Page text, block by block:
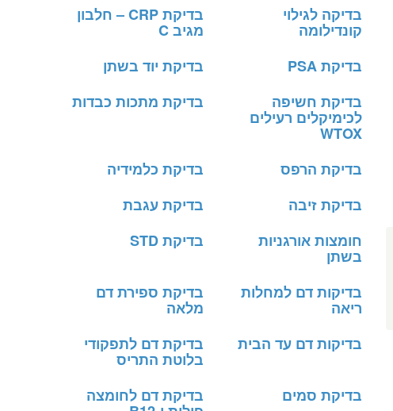
בדיקה לגילוי
קונדילומה
בדיקת CRP – חלבון
מגיב C
בדיקת PSA
בדיקת יוד בשתן
בדיקת חשיפה
לכימיקלים רעילים
WTOX
בדיקת מתכות כבדות
בדיקת הרפס
בדיקת כלמידיה
בדיקת זיבה
בדיקת עגבת
חומצות אורגניות
בשתן
בדיקת STD
בדיקות דם למחלות
ריאה
בדיקת ספירת דם
מלאה
בדיקות דם עד הבית
בדיקת דם לתפקודי
בלוטת התריס
בדיקת סמים
בדיקת דם לחומצה